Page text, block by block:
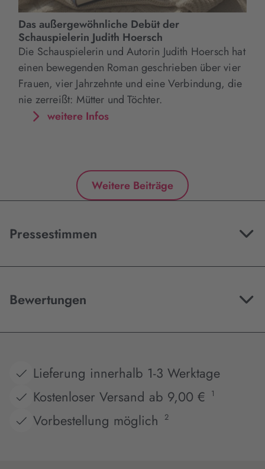
Das außergewöhnliche Debüt der
Schauspielerin Judith Hoersch
Die Schauspielerin und Autorin Judith Hoersch hat
einen bewegenden Roman geschrieben über vier
Frauen, vier Jahrzehnte und eine Verbindung, die
nie zerreißt: Mütter und Töchter.
weitere Infos
Weitere Beiträge
Pressestimmen
Bewertungen
Lieferung innerhalb 1-3 Werktage
Kostenloser Versand ab 9,00 €
1
Vorbestellung möglich 2